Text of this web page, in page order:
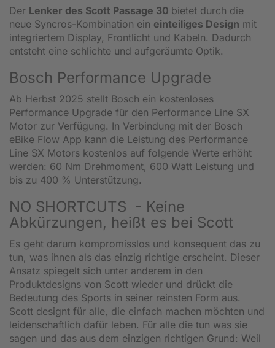
Der Lenker des Scott Passage 30 bietet durch die
neue Syncros-Kombination ein einteiliges Design mit
integriertem Display, Frontlicht und Kabeln. Dadurch
entsteht eine schlichte und aufgeräumte Optik.
Bosch Performance Upgrade
Ab Herbst 2025 stellt Bosch ein kostenloses
Performance Upgrade für den Performance Line SX
Motor zur Verfügung. In Verbindung mit der Bosch
eBike Flow App kann die Leistung des Performance
Line SX Motors kostenlos auf folgende Werte erhöht
werden: 60 Nm Drehmoment, 600 Watt Leistung und
bis zu 400 % Unterstützung.
NO SHORTCUTS - Keine
Abkürzungen, heißt es bei Scott
Es geht darum kompromisslos und konsequent das zu
tun, was ihnen als das einzig richtige erscheint. Dieser
Ansatz spiegelt sich unter anderem in den
Produktdesigns von Scott wieder und drückt die
Bedeutung des Sports in seiner reinsten Form aus.
Scott designt für alle, die einfach machen möchten und
leidenschaftlich dafür leben. Für alle die tun was sie
sagen und das aus dem einzigen richtigen Grund: Weil